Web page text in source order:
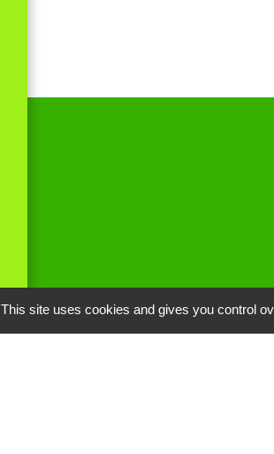
This site uses cookies and gives you control